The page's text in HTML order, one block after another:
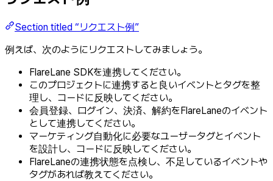
Section titled “リクエスト例”
例えば、次のようにリクエストしてみましょう。
FlareLane SDKを連携してください。
このプロジェクトに連携すると良いイベントとタグを整
理し、コードに反映してください。
会員登録、ログイン、決済、解約をFlareLaneのイベント
として連携してください。
マーケティング自動化に必要なユーザータグとイベント
を設計し、コードに反映してください。
FlareLaneの連携状態を点検し、不足しているイベントや
タグがあれば教えてください。